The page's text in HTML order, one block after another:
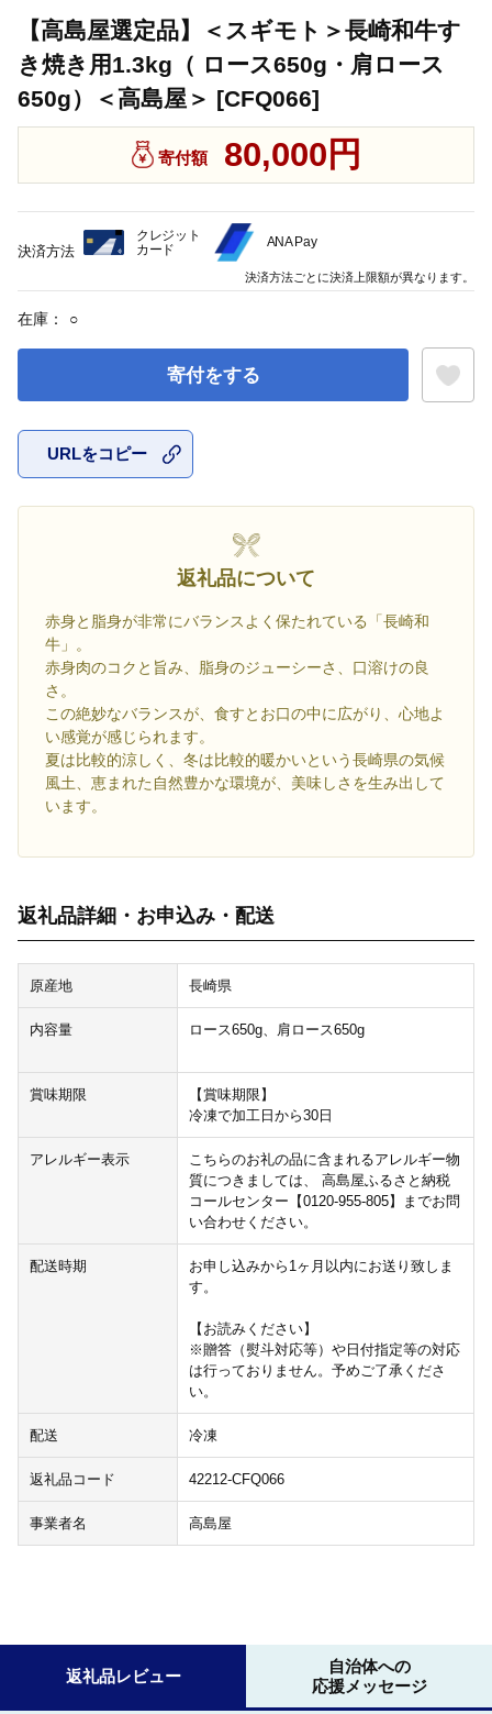
【高島屋選定品】＜スギモト＞長崎和牛す
き焼き用1.3kg（ ロース650g・肩ロース
650g）＜高島屋＞ [CFQ066]
寄付額 80,000円
在庫： ○
寄付をする
URLをコピー
返礼品について
赤身と脂身が非常にバランスよく保たれている「長崎和
牛」。
赤身肉のコクと旨み、脂身のジューシーさ、口溶けの良
さ。
この絶妙なバランスが、食すとお口の中に広がり、心地よ
い感覚が感じられます。
夏は比較的涼しく、冬は比較的暖かいという長崎県の気候
風土、恵まれた自然豊かな環境が、美味しさを生み出して
います。
返礼品詳細・お申込み・配送
原産地 長崎県
内容量 ロース650g、肩ロース650g
賞味期限
【賞味期限】
冷凍で加工日から30日
アレルギー表示
こちらのお礼の品に含まれるアレルギー物
質につきましては、 高島屋ふるさと納税
コールセンター【0120-955-805】までお問
い合わせください。
配送時期
お申し込みから1ヶ月以内にお送り致しま
す。
【お読みください】
※贈答（熨斗対応等）や日付指定等の対応
は行っておりません。予めご了承くださ
い。
配送 冷凍
返礼品コード 42212-CFQ066
事業者名 高島屋
決済方法
クレジット
カード
ANA Pay
決済方法ごとに決済上限額が異なります。
返礼品レビュー
自治体への
応援メッセージ